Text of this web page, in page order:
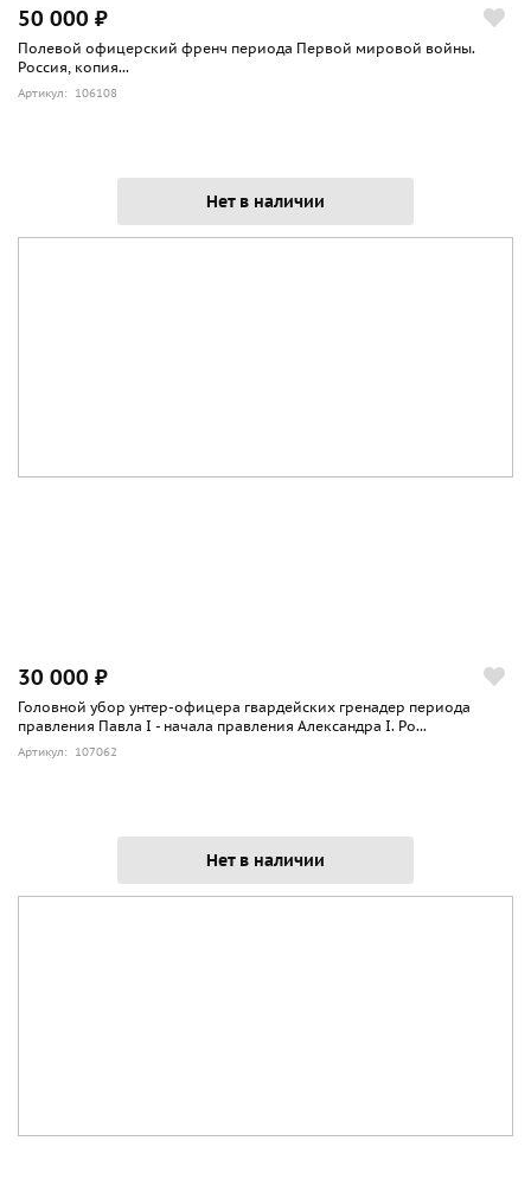
50 000 ₽
Полевой офицерский френч периода Первой мировой войны.
Россия, копия...
Артикул: 106108
Нет в наличии
30 000 ₽
Головной убор унтер-офицера гвардейских гренадер периода
правления Павла I - начала правления Александра I. Ро...
Артикул: 107062
Нет в наличии